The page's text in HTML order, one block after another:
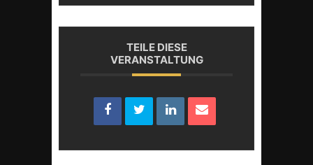
TEILE DIESE
VERANSTALTUNG